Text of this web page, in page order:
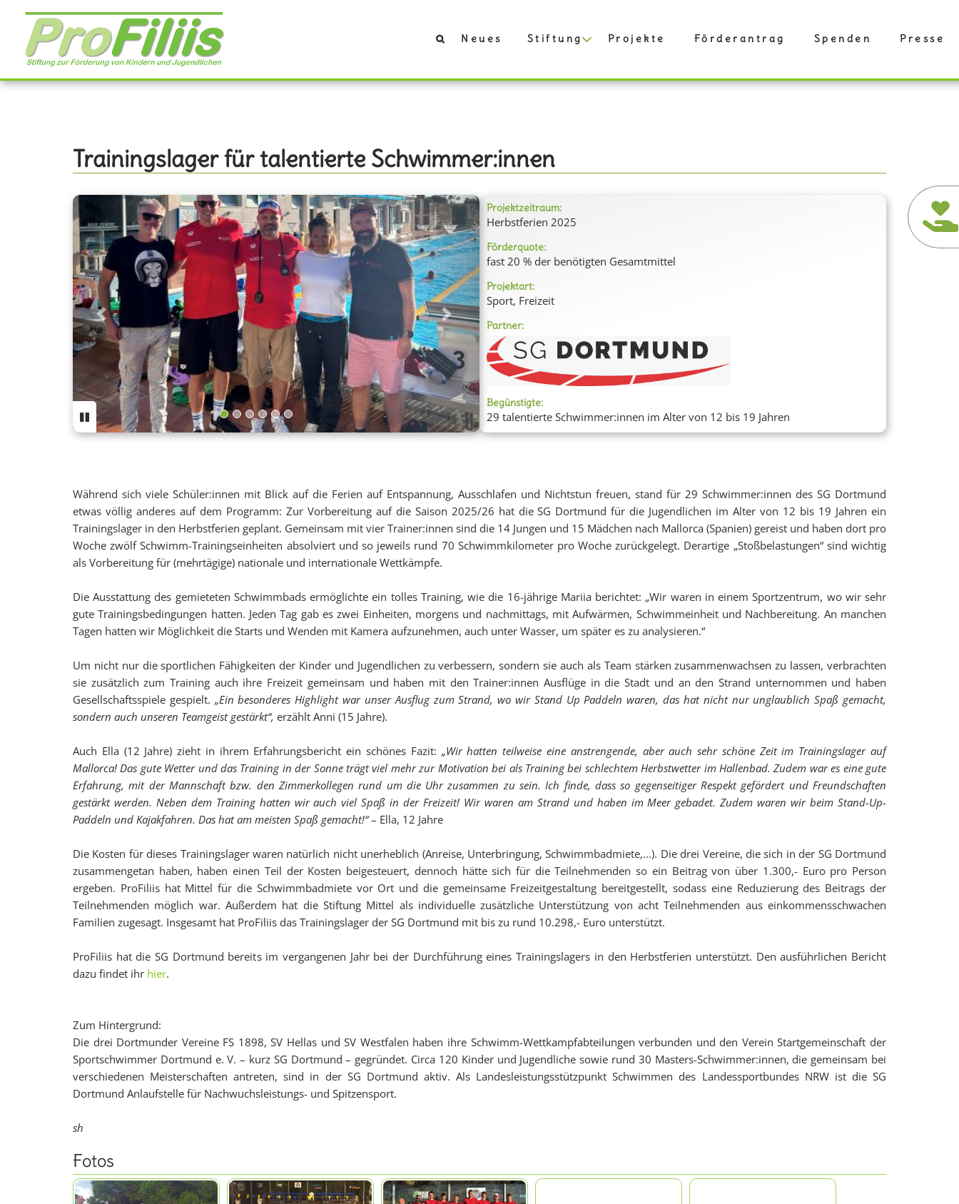
Direkt
Inhalt
Neues Stiftung Projekte Förderantrag Spenden Presse
Trainingslager für talentierte Schwimmer:innen
Previous Next
Projektzeitraum:
Herbstferien 2025
Förderquote:
fast 20 % der benötigten Gesamtmittel
Projektart:
Sport, Freizeit
Partner:
Begünstigte:
29 talentierte Schwimmer:innen im Alter von 12 bis 19 Jahren
Während sich viele Schüler:innen mit Blick auf die Ferien auf Entspannung, Ausschlafen und Nichtstun freuen, stand für 29 Schwimmer:innen des SG Dortmund
etwas völlig anderes auf dem Programm: Zur Vorbereitung auf die Saison 2025/26 hat die SG Dortmund für die Jugendlichen im Alter von 12 bis 19 Jahren ein
Trainingslager in den Herbstferien geplant. Gemeinsam mit vier Trainer:innen sind die 14 Jungen und 15 Mädchen nach Mallorca (Spanien) gereist und haben dort pro
Woche zwölf Schwimm-Trainingseinheiten absolviert und so jeweils rund 70 Schwimmkilometer pro Woche zurückgelegt. Derartige „Stoßbelastungen“ sind wichtig
als Vorbereitung für (mehrtägige) nationale und internationale Wettkämpfe.
Die Ausstattung des gemieteten Schwimmbads ermöglichte ein tolles Training, wie die 16-jährige Mariia berichtet: „Wir waren in einem Sportzentrum, wo wir sehr
gute Trainingsbedingungen hatten. Jeden Tag gab es zwei Einheiten, morgens und nachmittags, mit Aufwärmen, Schwimmeinheit und Nachbereitung. An manchen
Tagen hatten wir Möglichkeit die Starts und Wenden mit Kamera aufzunehmen, auch unter Wasser, um später es zu analysieren.“
Um nicht nur die sportlichen Fähigkeiten der Kinder und Jugendlichen zu verbessern, sondern sie auch als Team stärken zusammenwachsen zu lassen, verbrachten
sie zusätzlich zum Training auch ihre Freizeit gemeinsam und haben mit den Trainer:innen Ausflüge in die Stadt und an den Strand unternommen und haben
Gesellschaftsspiele gespielt. „Ein besonderes Highlight war unser Ausflug zum Strand, wo wir Stand Up Paddeln waren, das hat nicht nur unglaublich Spaß gemacht,
sondern auch unseren Teamgeist gestärkt“, erzählt Anni (15 Jahre).
Auch Ella (12 Jahre) zieht in ihrem Erfahrungsbericht ein schönes Fazit: „Wir hatten teilweise eine anstrengende, aber auch sehr schöne Zeit im Trainingslager auf
Mallorca! Das gute Wetter und das Training in der Sonne trägt viel mehr zur Motivation bei als Training bei schlechtem Herbstwetter im Hallenbad. Zudem war es eine gute
Erfahrung, mit der Mannschaft bzw. den Zimmerkollegen rund um die Uhr zusammen zu sein. Ich finde, dass so gegenseitiger Respekt gefördert und Freundschaften
gestärkt werden. Neben dem Training hatten wir auch viel Spaß in der Freizeit! Wir waren am Strand und haben im Meer gebadet. Zudem waren wir beim Stand-Up-
Paddeln und Kajakfahren. Das hat am meisten Spaß gemacht!“– Ella, 12 Jahre
Die Kosten für dieses Trainingslager waren natürlich nicht unerheblich (Anreise, Unterbringung, Schwimmbadmiete,...). Die drei Vereine, die sich in der SG Dortmund
zusammengetan haben, haben einen Teil der Kosten beigesteuert, dennoch hätte sich für die Teilnehmenden so ein Beitrag von über 1.300,- Euro pro Person
ergeben. ProFiliis hat Mittel für die Schwimmbadmiete vor Ort und die gemeinsame Freizeitgestaltung bereitgestellt, sodass eine Reduzierung des Beitrags der
Teilnehmenden möglich war. Außerdem hat die Stiftung Mittel als individuelle zusätzliche Unterstützung von acht Teilnehmenden aus einkommensschwachen
Familien zugesagt. Insgesamt hat ProFiliis das Trainingslager der SG Dortmund mit bis zu rund 10.298,- Euro unterstützt.
ProFiliis hat die SG Dortmund bereits im vergangenen Jahr bei der Durchführung eines Trainingslagers in den Herbstferien unterstützt. Den ausführlichen Bericht
dazu findet ihr hier.
Zum Hintergrund:
Die drei Dortmunder Vereine FS 1898, SV Hellas und SV Westfalen haben ihre Schwimm-Wettkampfabteilungen verbunden und den Verein Startgemeinschaft der
Sportschwimmer Dortmund e. V. – kurz SG Dortmund – gegründet. Circa 120 Kinder und Jugendliche sowie rund 30 Masters-Schwimmer:innen, die gemeinsam bei
verschiedenen Meisterschaften antreten, sind in der SG Dortmund aktiv. Als Landesleistungsstützpunkt Schwimmen des Landessportbundes NRW ist die SG
Dortmund Anlaufstelle für Nachwuchsleistungs- und Spitzensport.
sh
Fotos